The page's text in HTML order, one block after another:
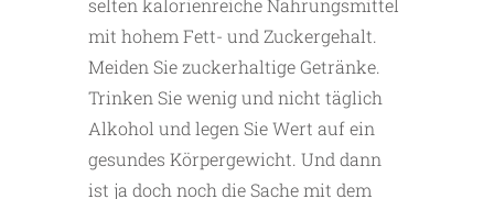
selten kalorienreiche Nahrungsmittel
mit hohem Fett- und Zuckergehalt.
Meiden Sie zuckerhaltige Getränke.
Trinken Sie wenig und nicht täglich
Alkohol und legen Sie Wert auf ein
gesundes Körpergewicht. Und dann
ist ja doch noch die Sache mit dem